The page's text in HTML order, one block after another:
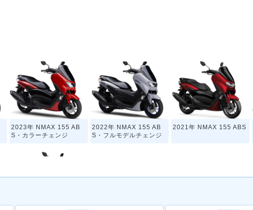
2023年 NMAX 155 AB
S・カラーチェンジ
2022年 NMAX 155 AB
S・フルモデルチェンジ
2021年 NMAX 155 ABS